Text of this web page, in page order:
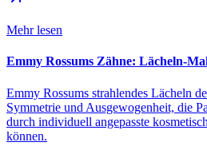
Mehr lesen
Emmy Rossums Zähne: Lächeln-
Emmy Rossums strahlendes Lächeln
Symmetrie und Ausgewogenheit, die
durch individuell angepasste
können.